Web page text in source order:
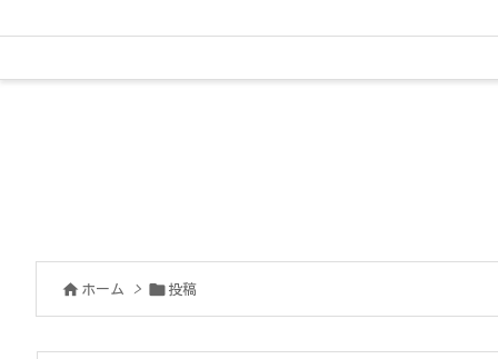
 ホーム >  投稿